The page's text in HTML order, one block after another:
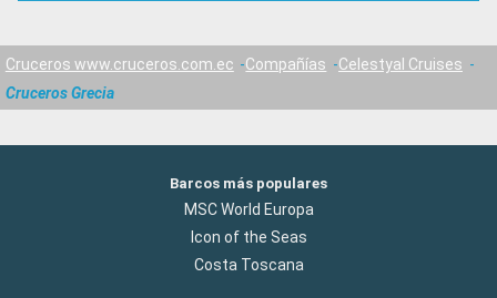
Cruceros www.cruceros.com.ec Compañías
Celestyal Cruises
Cruceros Grecia
Barcos más populares
MSC World Europa
Icon of the Seas
Costa Toscana